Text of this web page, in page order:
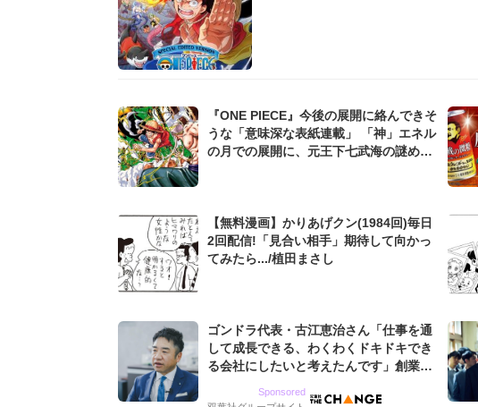
『ONE PIECE』今後の展開に絡んできそ
うな「意味深な表紙連載」 「神」エネル
の月での展開に、元王下七武海の謎めい
【無料漫画】かりあげクン(1984回)毎日
2回配信!「見合い相手」期待して向かっ
てみたら.../植田まさし
ゴンドラ代表・古江恵治さん「仕事を通
して成長できる、わくわくドキドキでき
る会社にしたいと考えたんです」創業来
グ会社のアイデンティティ
Sponsored